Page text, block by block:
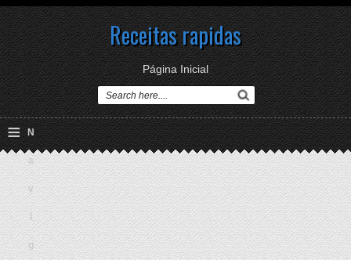
Receitas rapidas
Página Inicial
≡ N
a
v
i
g